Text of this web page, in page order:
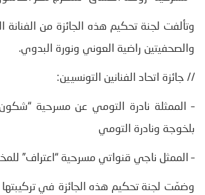
وتألفت لجنة تحكيم هذه الجائزة من الفنانة
والصحفيتين راضية العوني ونورة البدوي.
// جائزة اتحاد الفنانين التونسيين:
– الممثلة نادرة التومي عن مسرحية
بلخوجة ونادرة التومي
– الممثل ناجي قنواتي مسرحية “اعتراف”
وضمّت لجنة تحكيم هذه الجائزة في